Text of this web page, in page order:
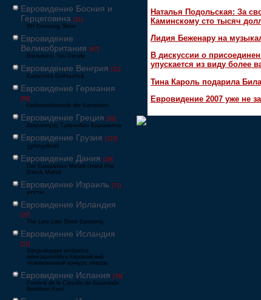
Евровидение Босния и
Герцеговина [21]
BH Eurosong Show
Евровидение
Великобритания [67]
Eurovision: You Decide
Евровидение Венгрия [22]
Eurovíziós Dalfesztivá
Евровидение Германия
[80]
Liederwettbewerb der Eurovision
Евровидение Греция [52]
Διαγωνισμός Τραγουδιού Ευρώεικονα
Евровидение Грузия [122]
ევროვიზიის
Евровидение Дания [29]
Det Europæiske Melodi Grand Prix
Dansk Melodi
Евровидение Израиль [71]
‏אירוויזיון
Евровидение Ирландия
[27]
The Late Late Show Eurosong
Евровидение Исландия
[21]
Söngvakeppni evrópskra
sjónvarpsstöðva Европейский
телевизионный конкурс певцов
Евровидение Испания [79]
Festival de la Canción de Eurovisión
Benidorm Fest
Наталья Подольская: За
Каминскому сто тысяч
Лидия Беженару на
В дискуссии о
упускается из виду более
Тина Кароль подарила
Евровидение 2007 уже не